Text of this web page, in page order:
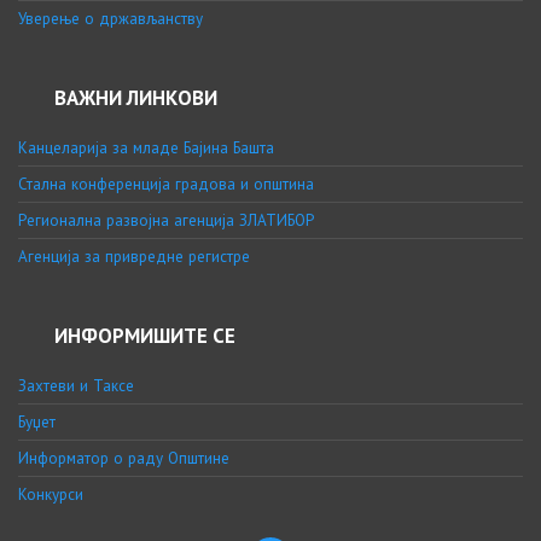
Уверење о држављанству
ВАЖНИ ЛИНКОВИ
Канцеларија за младе Бајина Башта
Стална конференција градова и општина
Регионална развојна агенција ЗЛАТИБОР
Агенција за привредне регистре
ИНФОРМИШИТЕ СЕ
Захтеви и Таксе
Буџет
Информатор о раду Општине
Конкурси